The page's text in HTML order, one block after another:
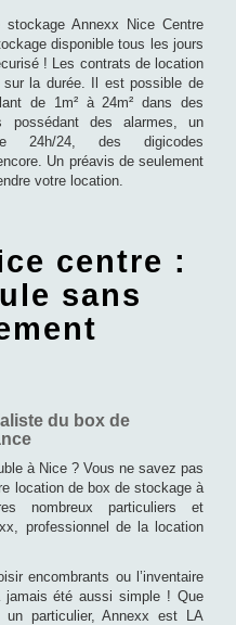
Annexx Nice Centre
disponible tous les jours
! Les contrats de location
la durée. Il est possible de
de 1m² à 24m² dans des
possédant des alarmes, un
24h/24, des digicodes
Un préavis de seulement
votre location.
centre :
sans
du box de
à Nice ? Vous ne savez pas
location de box de stockage à
nombreux particuliers et
professionnel de la location
encombrants ou l’inventaire
jamais été aussi simple ! Que
particulier, Annexx est LA